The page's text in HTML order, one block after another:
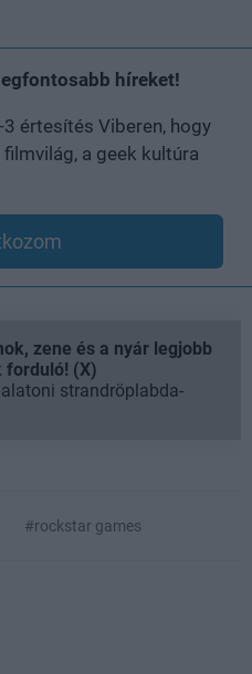
híreket!
értesítés Viberen, hogy
a geek kultúra
zene és a nyár legjobb
forduló! (X)
strandröplabda-
#rockstar games